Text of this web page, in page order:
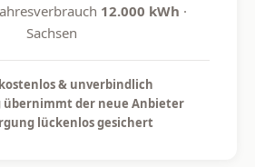
12.000 kWh ·
Sachsen
kostenlos & unverbindlich
übernimmt der neue Anbieter
lückenlos gesichert